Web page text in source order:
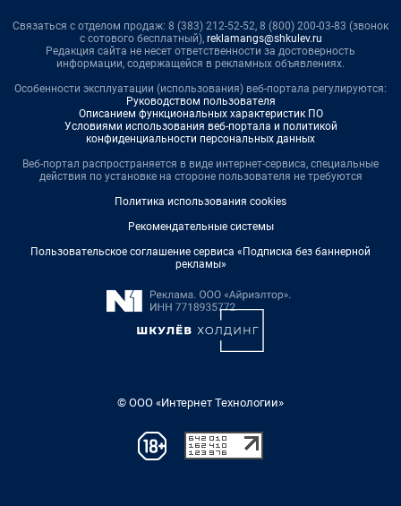
Связаться с отделом продаж: 8 (383) 212-52-52, 8 (800) 200-03-83 (звонок
с сотового бесплатный), reklamangs@shkulev.ru
Редакция сайта не несет ответственности за достоверность
информации, содержащейся в рекламных объявлениях.
Особенности эксплуатации (использования) веб-портала регулируются:
Руководством пользователя
Описанием функциональных характеристик ПО
Условиями использования веб-портала и политикой
конфиденциальности персональных данных
Веб-портал распространяется в виде интернет-сервиса, специальные
действия по установке на стороне пользователя не требуются
Политика использования cookies
Рекомендательные системы
Пользовательское соглашение сервиса «Подписка без баннерной
рекламы»
© ООО «Интернет Технологии»